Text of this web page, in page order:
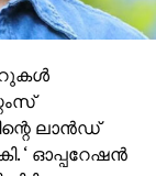
ലാന്‍ഡ്
‘ ഓപ്പറേഷന്‍